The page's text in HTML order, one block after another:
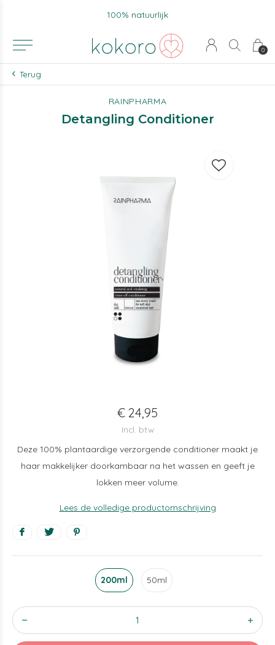
0
100% natuurlijk
Terug
RAINPHARMA
Detangling Conditioner
€ 24,95
Incl. btw
Deze 100% plantaardige verzorgende conditioner maakt je
haar makkelijker doorkambaar na het wassen en geeft je
lokken meer volume.
Lees de volledige productomschrijving
200ml 50ml